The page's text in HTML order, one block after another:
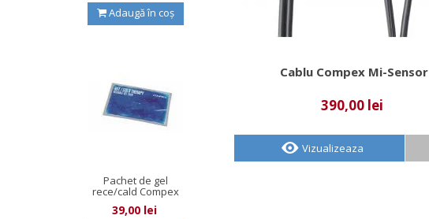
Adaugă în coș
Pachet de gel
rece/cald Compex
39,00 lei
Cablu Compex Mi-Sensor
390,00 lei
Vizualizeaza